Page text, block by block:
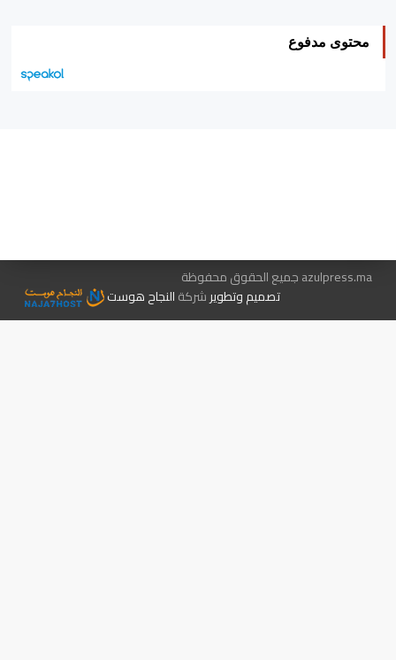
محتوى مدفوع
azulpress.ma جميع الحقوق محفوظة
تصميم وتطويرشركةالنجاح هوست